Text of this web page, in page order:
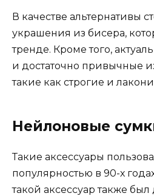
В качестве альтернативы
украшения из бисера,
тренде. Кроме того,
и достаточно привычные
такие как строгие и
Нейлоновые
Такие аксессуары
популярностью в 90-х
такой аксессуар также был